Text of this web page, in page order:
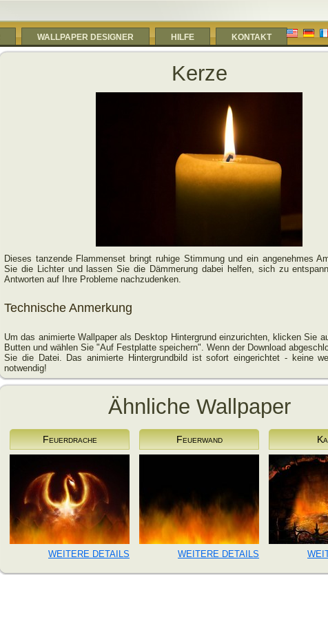
WALLPAPER DESIGNER HILFE KONTAKT
Kerze
Dieses tanzende Flammenset bringt ruhige Stimmung und ein angenehmes
Sie die Lichter und lassen Sie die Dämmerung dabei helfen, sich zu
Antworten auf Ihre Probleme nachzudenken.
Technische Anmerkung
Um das animierte Wallpaper als Desktop Hintergrund einzurichten, klicken Sie
Butten und wählen Sie "Auf Festplatte speichern". Wenn der Download
Sie die Datei. Das animierte Hintergrundbild ist sofort eingerichtet - keine
notwendig!
Ähnliche Wallpaper
Feuerdrache
WEITERE DETAILS
Feuerwand
WEITERE DETAILS